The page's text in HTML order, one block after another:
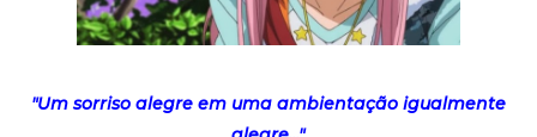
"Um sorriso alegre em uma ambientação igualmente